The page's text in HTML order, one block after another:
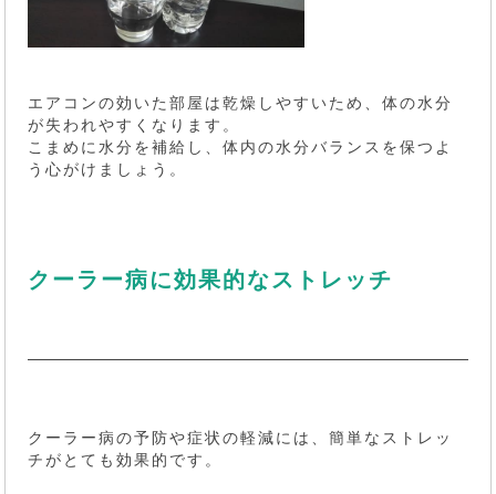
エアコンの効いた部屋は乾燥しやすいため、体の水分
が失われやすくなります。
こまめに水分を補給し、体内の水分バランスを保つよ
う心がけましょう。
クーラー病に効果的なストレッチ
クーラー病の予防や症状の軽減には、簡単なストレッ
チがとても効果的です。